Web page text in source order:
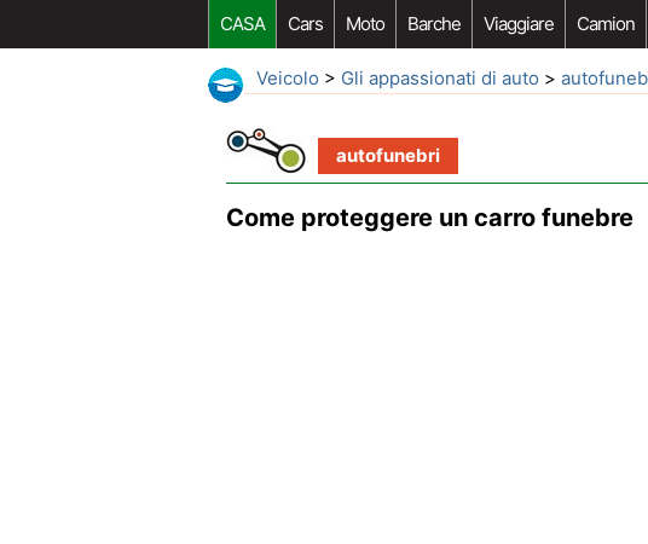
CASA Cars Moto Barche Viaggiare Camion
Veicolo > Gli appassionati di auto >
autofunebri
Come proteggere un carro funebre